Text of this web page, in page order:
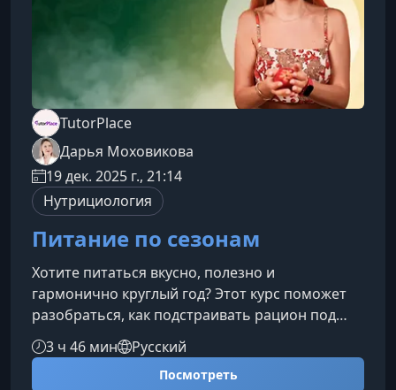
TutorPlace
Дарья Моховикова
19 дек. 2025 г., 21:14
Нутрициология
Питание по сезонам
Хотите питаться вкусно, полезно и
гармонично круглый год? Этот курс поможет
разобраться, как подстраивать рацион под
смену сезонов, поддерживать энергию и
здоровье, а также осознанно выбирать
продукты в любое время года.Что вы узнаете в
3 ч 46 мин Русский
Посмотреть